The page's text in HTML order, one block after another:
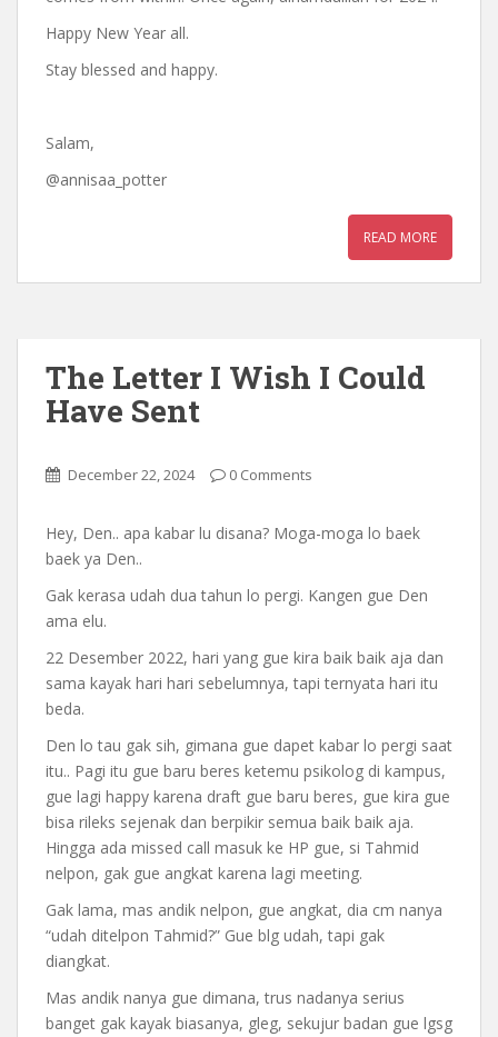
Happy New Year all.
Stay blessed and happy.
Salam,
@annisaa_potter
READ MORE
The Letter I Wish I Could
Have Sent
December 22, 2024 0 Comments
Hey, Den.. apa kabar lu disana? Moga-moga lo baek
baek ya Den..
Gak kerasa udah dua tahun lo pergi. Kangen gue Den
ama elu.
22 Desember 2022, hari yang gue kira baik baik aja dan
sama kayak hari hari sebelumnya, tapi ternyata hari itu
beda.
Den lo tau gak sih, gimana gue dapet kabar lo pergi saat
itu.. Pagi itu gue baru beres ketemu psikolog di kampus,
gue lagi happy karena draft gue baru beres, gue kira gue
bisa rileks sejenak dan berpikir semua baik baik aja.
Hingga ada missed call masuk ke HP gue, si Tahmid
nelpon, gak gue angkat karena lagi meeting.
Gak lama, mas andik nelpon, gue angkat, dia cm nanya
“udah ditelpon Tahmid?” Gue blg udah, tapi gak
diangkat.
Mas andik nanya gue dimana, trus nadanya serius
banget gak kayak biasanya, gleg, sekujur badan gue lgsg